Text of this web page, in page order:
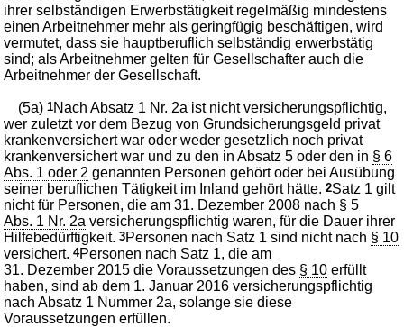
ihrer selbständigen Erwerbstätigkeit regelmäßig mindestens
einen Arbeitnehmer mehr als geringfügig beschäftigen, wird
vermutet, dass sie hauptberuflich selbständig erwerbstätig
sind; als Arbeitnehmer gelten für Gesellschafter auch die
Arbeitnehmer der Gesellschaft.
(5a)1Nach Absatz 1 Nr. 2a ist nicht versicherungspflichtig,
wer zuletzt vor dem Bezug von Grundsicherungsgeld privat
krankenversichert war oder weder gesetzlich noch privat
krankenversichert war und zu den in Absatz 5 oder den in § 6
Abs. 1 oder 2 genannten Personen gehört oder bei Ausübung
seiner beruflichen Tätigkeit im Inland gehört hätte.2Satz 1 gilt
nicht für Personen, die am 31. Dezember 2008 nach § 5
Abs. 1 Nr. 2a versicherungspflichtig waren, für die Dauer ihrer
Hilfebedürftigkeit.3Personen nach Satz 1 sind nicht nach § 10
versichert.4Personen nach Satz 1, die am
31. Dezember 2015 die Voraussetzungen des § 10 erfüllt
haben, sind ab dem 1. Januar 2016 versicherungspflichtig
nach Absatz 1 Nummer 2a, solange sie diese
Voraussetzungen erfüllen.